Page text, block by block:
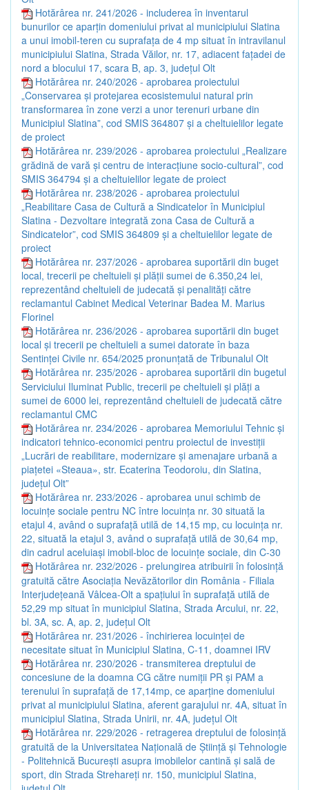
Hotărârea nr. 241/2026 - includerea în inventarul
bunurilor ce aparțin domeniului privat al municipiului Slatina
a unui imobil-teren cu suprafața de 4 mp situat în intravilanul
municipiului Slatina, Strada Văilor, nr. 17, adiacent fațadei de
nord a blocului 17, scara B, ap. 3, județul Olt
Hotărârea nr. 240/2026 - aprobarea proiectului
„Conservarea și protejarea ecosistemului natural prin
transformarea în zone verzi a unor terenuri urbane din
Municipiul Slatina”, cod SMIS 364807 și a cheltuielilor legate
de proiect
Hotărârea nr. 239/2026 - aprobarea proiectului „Realizare
grădină de vară și centru de interacțiune socio-cultural”, cod
SMIS 364794 și a cheltuielilor legate de proiect
Hotărârea nr. 238/2026 - aprobarea proiectului
„Reabilitare Casa de Cultură a Sindicatelor în Municipiul
Slatina - Dezvoltare integrată zona Casa de Cultură a
Sindicatelor”, cod SMIS 364809 și a cheltuielilor legate de
proiect
Hotărârea nr. 237/2026 - aprobarea suportării din buget
local, trecerii pe cheltuieli și plății sumei de 6.350,24 lei,
reprezentând cheltuieli de judecată și penalități către
reclamantul Cabinet Medical Veterinar Badea M. Marius
Florinel
Hotărârea nr. 236/2026 - aprobarea suportării din buget
local și trecerii pe cheltuieli a sumei datorate în baza
Sentinței Civile nr. 654/2025 pronunțată de Tribunalul Olt
Hotărârea nr. 235/2026 - aprobarea suportării din bugetul
Serviciului Iluminat Public, trecerii pe cheltuieli și plăți a
sumei de 6000 lei, reprezentând cheltuieli de judecată către
reclamantul CMC
Hotărârea nr. 234/2026 - aprobarea Memoriului Tehnic și
indicatori tehnico-economici pentru proiectul de investiții
„Lucrări de reabilitare, modernizare și amenajare urbană a
piațetei «Steaua», str. Ecaterina Teodoroiu, din Slatina,
județul Olt”
Hotărârea nr. 233/2026 - aprobarea unui schimb de
locuințe sociale pentru NC între locuința nr. 30 situată la
etajul 4, având o suprafață utilă de 14,15 mp, cu locuința nr.
22, situată la etajul 3, având o suprafață utilă de 30,64 mp,
din cadrul aceluiași imobil-bloc de locuințe sociale, din C-30
Hotărârea nr. 232/2026 - prelungirea atribuirii în folosință
gratuită către Asociația Nevăzătorilor din România - Filiala
Interjudețeană Vâlcea-Olt a spațiului în suprafață utilă de
52,29 mp situat în municipiul Slatina, Strada Arcului, nr. 22,
bl. 3A, sc. A, ap. 2, județul Olt
Hotărârea nr. 231/2026 - închirierea locuinței de
necesitate situat în Municipiul Slatina, C-11, doamnei IRV
Hotărârea nr. 230/2026 - transmiterea dreptului de
concesiune de la doamna CG către numiții PR și PAM a
terenului în suprafață de 17,14mp, ce aparține domeniului
privat al municipiului Slatina, aferent garajului nr. 4A, situat în
municipiul Slatina, Strada Unirii, nr. 4A, județul Olt
Hotărârea nr. 229/2026 - retragerea dreptului de folosință
gratuită de la Universitatea Națională de Știință și Tehnologie
- Politehnică București asupra imobilelor cantină și sală de
sport, din Strada Strehareți nr. 150, municipiul Slatina,